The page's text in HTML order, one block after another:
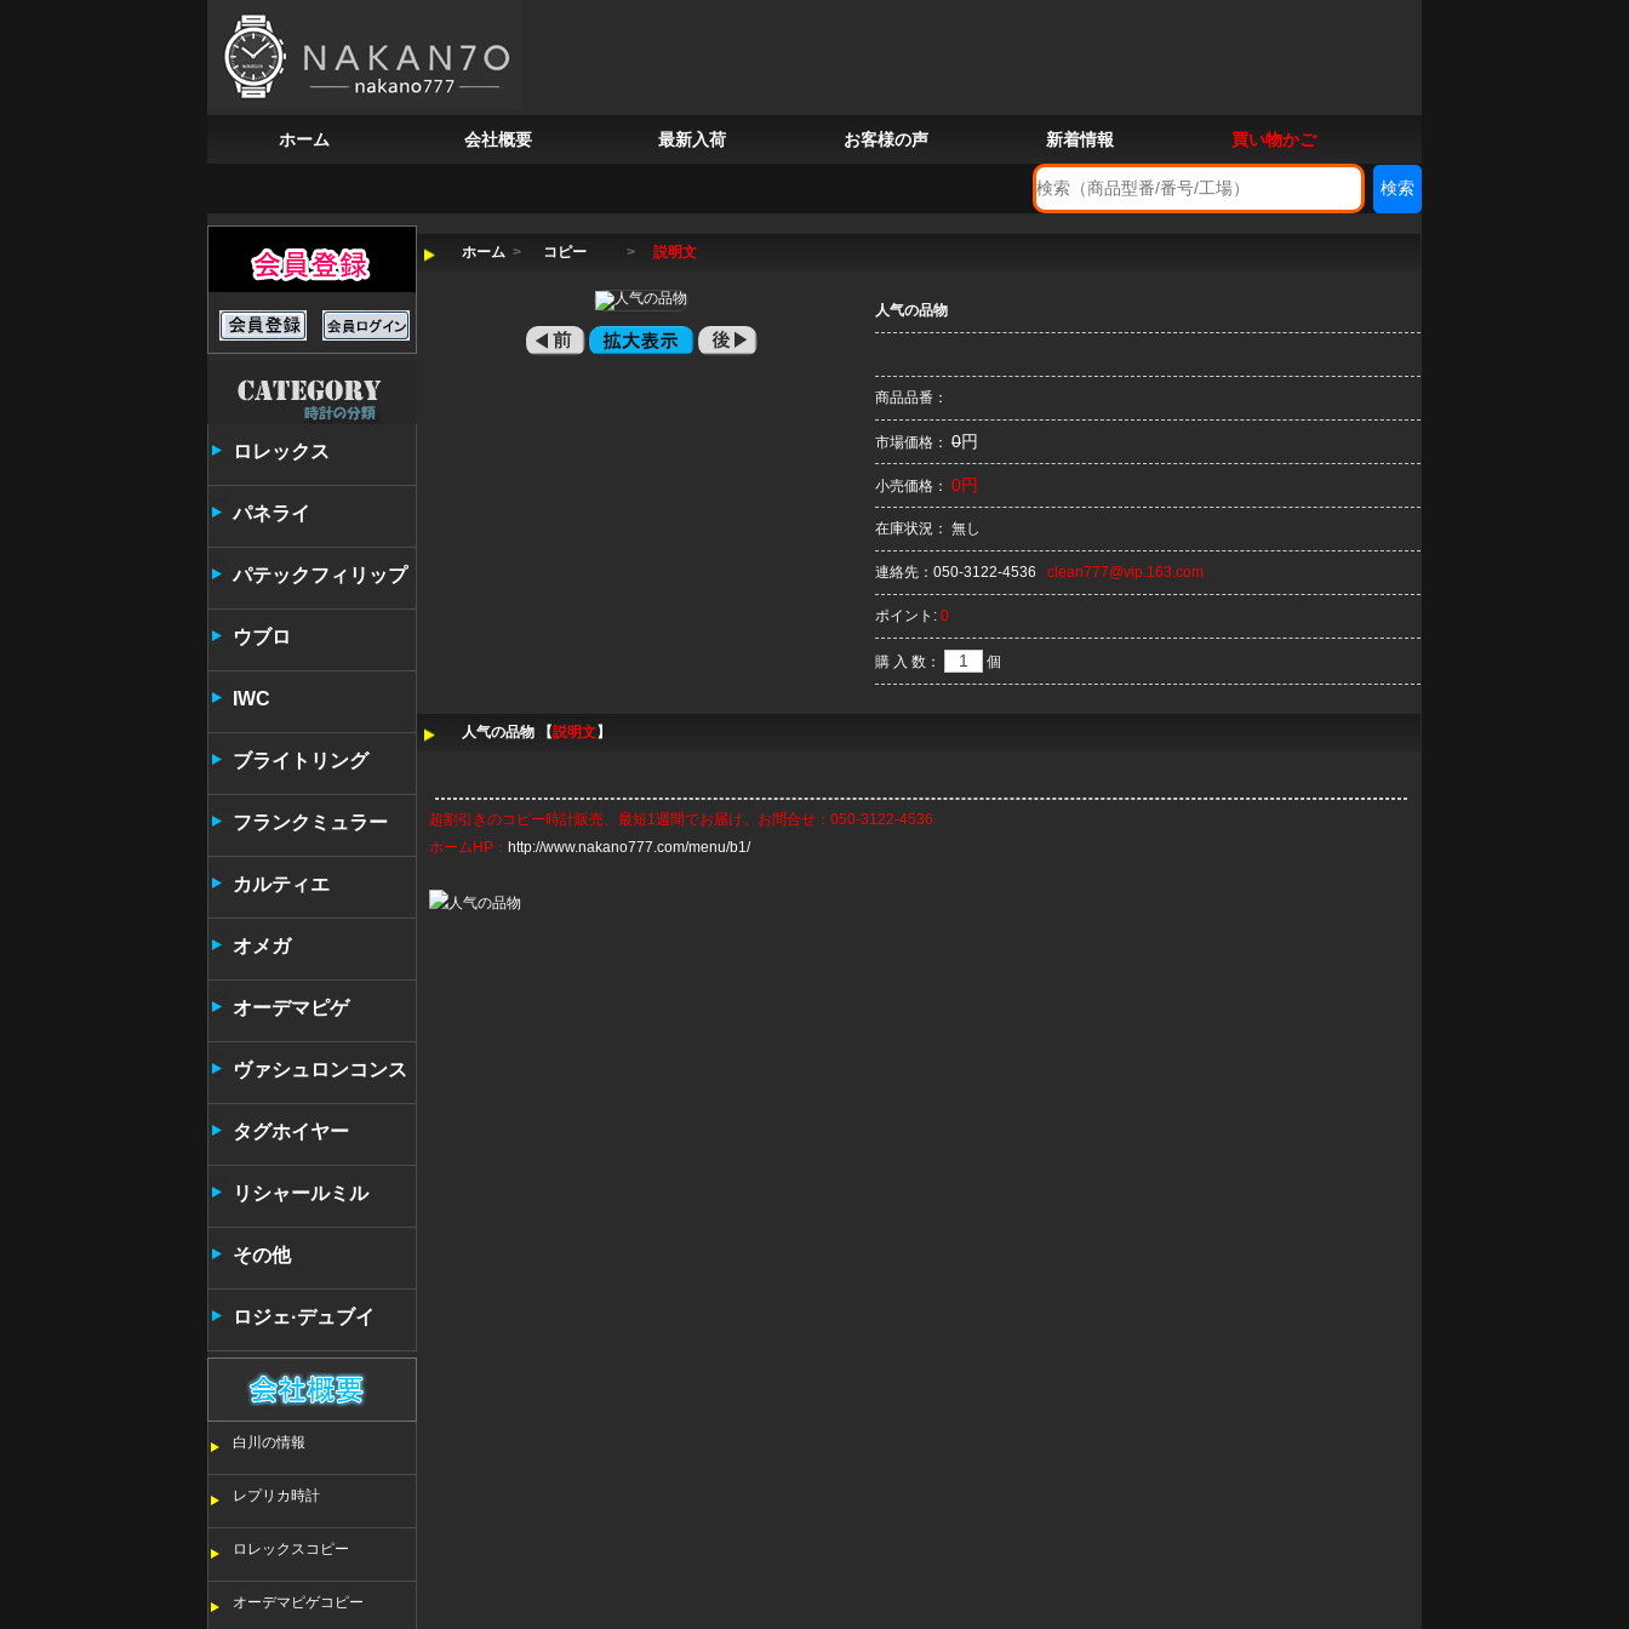
ホーム 会社概要 最新入荷 お客様の声 新着情報 買い物かご
ロレックス
パネライ
パテックフィリップ
ウブロ
IWC
ブライトリング
フランクミュラー
カルティエ
オメガ
オーデマピゲ
ヴァシュロンコンス
タンタン
タグホイヤー
リシャールミル
その他
ロジェ·デュブイ
白川の情報
レプリカ時計
ロレックスコピー
オーデマピゲコピー
ホーム > コピー > 説明文
人气の品物
商品品番：
市場価格： 0円
小売価格： 0円
在庫状況： 無し
連絡先： 050-3122-4536 clean777@vip.163.com
ポイント: 0
購 入 数： 個
人气の品物 【説明文】
超割引きのコピー時計販売、最短1週間でお届け。お問合せ：050-3122-4536
ホームHP： http://www.nakano777.com/menu/b1/